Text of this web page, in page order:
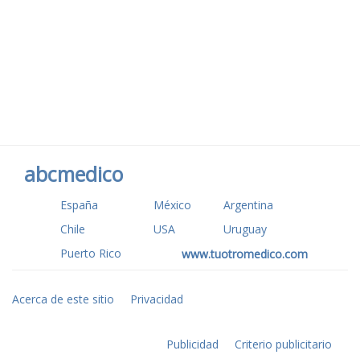
abcmedico
España México
Argentina
Chile
USA
Uruguay
Puerto Rico
www.tuotromedico.com
Acerca de este sitio Privacidad
Publicidad Criterio publicitario